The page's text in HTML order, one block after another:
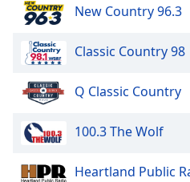
dialog
window.
Escape
cancel
close
window.
New Country 96.3
Classic Country 98
Q Classic Country
100.3 The Wolf
Heartland Public Radio -